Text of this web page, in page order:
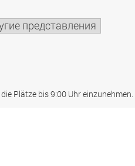
представления
Plätze bis 9:00 Uhr